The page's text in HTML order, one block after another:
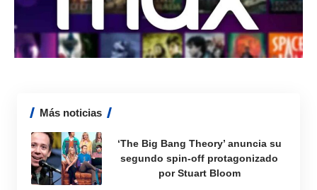
Más noticias
‘The Big Bang Theory’ anuncia su
segundo spin-off protagonizado
por Stuart Bloom